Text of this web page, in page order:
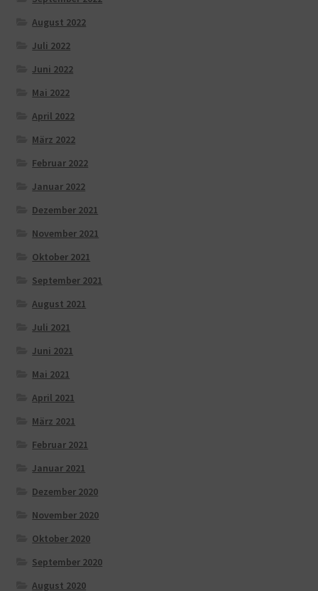
August 2022
Juli 2022
Juni 2022
Mai 2022
April 2022
März 2022
Februar 2022
Januar 2022
Dezember 2021
November 2021
Oktober 2021
September 2021
August 2021
Juli 2021
Juni 2021
Mai 2021
April 2021
März 2021
Februar 2021
Januar 2021
Dezember 2020
November 2020
Oktober 2020
September 2020
August 2020